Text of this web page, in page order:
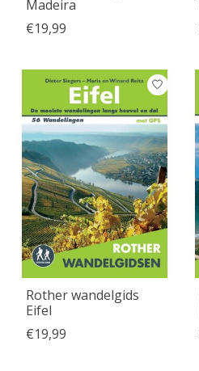
Madeira
€19,99
Rother wandelgids
Eifel
€19,99